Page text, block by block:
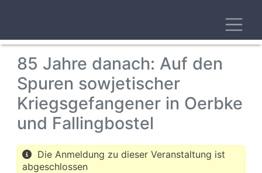
content
85 Jahre danach: Auf den
Spuren sowjetischer
Kriegsgefangener in Oerbke
und Fallingbostel
Die Anmeldung zu dieser Veranstaltung ist
abgeschlossen